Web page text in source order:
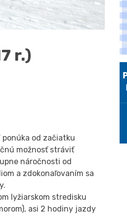
r.)
od začiatku
možnosť stráviť
náročnosti od
a zdokonaľovaním sa
lyžiarskom stredisku
asi 2 hodiny jazdy